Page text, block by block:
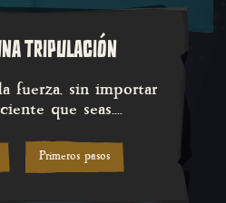
TRIPULACIÓN
fuerza, sin importar
que seas....
La unión hace la fuerza, sin
Primeros pasos